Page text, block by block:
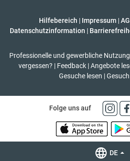
Hilfebereich | Impressum |
Datenschutzinformation |
Professionelle und gewerbliche Nutzung
vergessen? | Feedback | Angebote
Gesuche lesen |
Folge uns auf
DE